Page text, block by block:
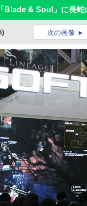
Blade & Soul」に長
次の画像